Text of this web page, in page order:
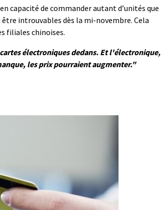
capacité de commander autant d’unités que
introuvables dès la mi-novembre. Cela
filiales chinoises.
électroniques dedans. Et l'électronique,
les prix pourraient augmenter."